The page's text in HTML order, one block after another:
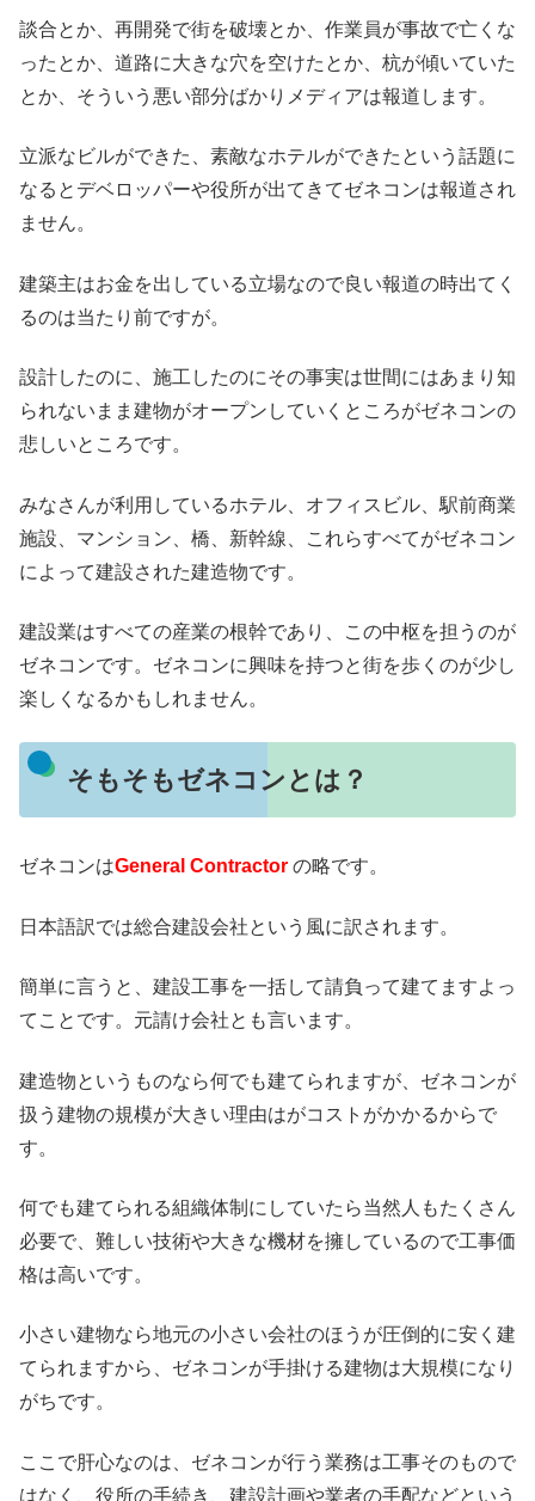
談合とか、再開発で街を破壊とか、作業員が事故で亡くな
ったとか、道路に大きな穴を空けたとか、杭が傾いていた
とか、そういう悪い部分ばかりメディアは報道します。
立派なビルができた、素敵なホテルができたという話題に
なるとデベロッパーや役所が出てきてゼネコンは報道され
ません。
建築主はお金を出している立場なので良い報道の時出てく
るのは当たり前ですが。
設計したのに、施工したのにその事実は世間にはあまり知
られないまま建物がオープンしていくところがゼネコンの
悲しいところです。
みなさんが利用しているホテル、オフィスビル、駅前商業
施設、マンション、橋、新幹線、これらすべてがゼネコン
によって建設された建造物です。
建設業はすべての産業の根幹であり、この中枢を担うのが
ゼネコンです。ゼネコンに興味を持つと街を歩くのが少し
楽しくなるかもしれません。
そもそもゼネコンとは？
ゼネコンはGeneral Contractor の略です。
日本語訳では総合建設会社という風に訳されます。
簡単に言うと、建設工事を一括して請負って建てますよっ
てことです。元請け会社とも言います。
建造物というものなら何でも建てられますが、ゼネコンが
扱う建物の規模が大きい理由はがコストがかかるからで
す。
何でも建てられる組織体制にしていたら当然人もたくさん
必要で、難しい技術や大きな機材を擁しているので工事価
格は高いです。
小さい建物なら地元の小さい会社のほうが圧倒的に安く建
てられますから、ゼネコンが手掛ける建物は大規模になり
がちです。
ここで肝心なのは、ゼネコンが行う業務は工事そのもので
はなく、役所の手続き、建設計画や業者の手配などという